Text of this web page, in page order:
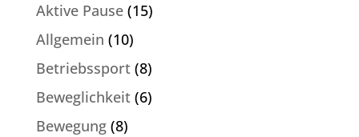
Aktive Pause(15)
Allgemein (10)
Betriebssport(8)
Beweglichkeit(6)
Bewegung(8)